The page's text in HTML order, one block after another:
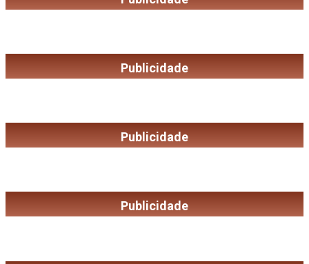
Publicidade
Publicidade
Publicidade